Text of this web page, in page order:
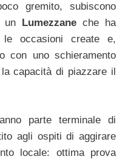
gremito, subiscono
un Lumezzane che ha
occasioni create e,
con uno schieramento
capacità di piazzare il
parte terminale di
agli ospiti di aggirare
locale: ottima prova